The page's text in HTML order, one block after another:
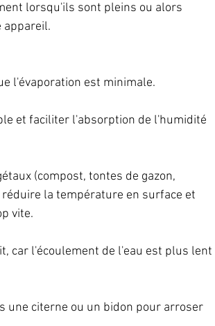
lorsqu'ils sont pleins ou alors
appareil.
l'évaporation est minimale.
et faciliter l'absorption de l'humidité
(compost, tontes de gazon,
la température en surface et
vite.
car l'écoulement de l'eau est plus lent
une citerne ou un bidon pour arroser